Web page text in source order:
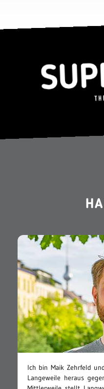
Ich bin Maik Zehrfeld
Langeweile heraus